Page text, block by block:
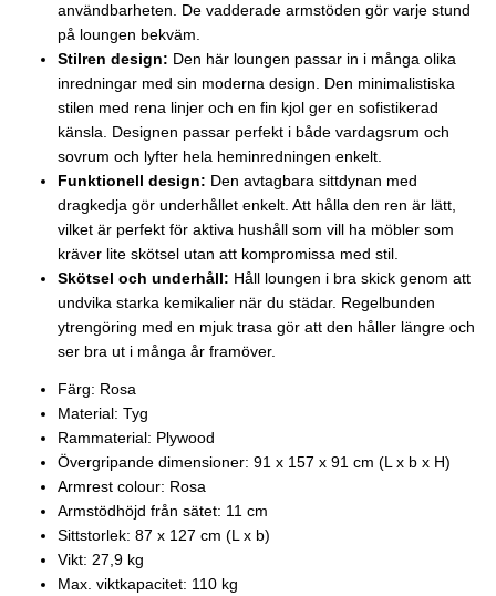
användbarheten. De vadderade armstöden gör varje stund
på loungen bekväm.
Stilren design: Den här loungen passar in i många olika
inredningar med sin moderna design. Den minimalistiska
stilen med rena linjer och en fin kjol ger en sofistikerad
känsla. Designen passar perfekt i både vardagsrum och
sovrum och lyfter hela heminredningen enkelt.
Funktionell design: Den avtagbara sittdynan med
dragkedja gör underhållet enkelt. Att hålla den ren är lätt,
vilket är perfekt för aktiva hushåll som vill ha möbler som
kräver lite skötsel utan att kompromissa med stil.
Skötsel och underhåll: Håll loungen i bra skick genom att
undvika starka kemikalier när du städar. Regelbunden
ytrengöring med en mjuk trasa gör att den håller längre och
ser bra ut i många år framöver.
Färg: Rosa
Material: Tyg
Rammaterial: Plywood
Övergripande dimensioner: 91 x 157 x 91 cm (L x b x H)
Armrest colour: Rosa
Armstödhöjd från sätet: 11 cm
Sittstorlek: 87 x 127 cm (L x b)
Vikt: 27,9 kg
Max. viktkapacitet: 110 kg